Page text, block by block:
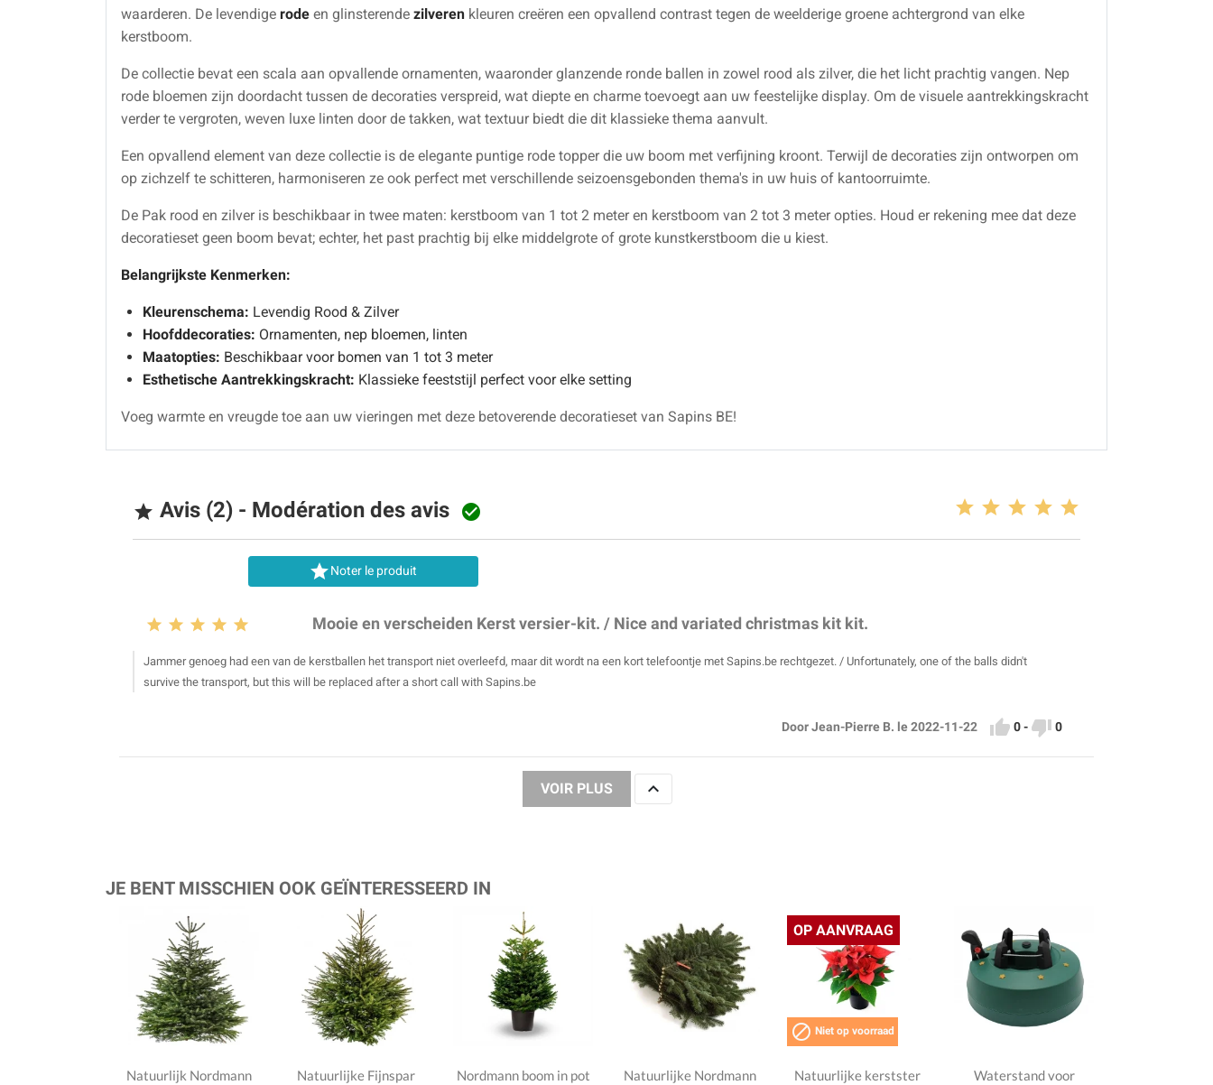
waarderen. De levendige rode en glinsterende zilveren kleuren creëren een opvallend contrast tegen de weelderige groene achtergrond van elke
kerstboom.
De collectie bevat een scala aan opvallende ornamenten, waaronder glanzende ronde ballen in zowel rood als zilver, die het licht prachtig vangen. Nep
rode bloemen zijn doordacht tussen de decoraties verspreid, wat diepte en charme toevoegt aan uw feestelijke display. Om de visuele aantrekkingskracht
verder te vergroten, weven luxe linten door de takken, wat textuur biedt die dit klassieke thema aanvult.
Een opvallend element van deze collectie is de elegante puntige rode topper die uw boom met verfijning kroont. Terwijl de decoraties zijn ontworpen om
op zichzelf te schitteren, harmoniseren ze ook perfect met verschillende seizoensgebonden thema's in uw huis of kantoorruimte.
De Pak rood en zilver is beschikbaar in twee maten: kerstboom van 1 tot 2 meter en kerstboom van 2 tot 3 meter opties. Houd er rekening mee dat deze
decoratieset geen boom bevat; echter, het past prachtig bij elke middelgrote of grote kunstkerstboom die u kiest.
Belangrijkste Kenmerken:
Kleurenschema: Levendig Rood & Zilver
Hoofddecoraties: Ornamenten, nep bloemen, linten
Maatopties: Beschikbaar voor bomen van 1 tot 3 meter
Esthetische Aantrekkingskracht: Klassieke feeststijl perfect voor elke setting
Voeg warmte en vreugde toe aan uw vieringen met deze betoverende decoratieset van Sapins BE!
 Avis (2) - Modération des avis 
Noter le produit
     Mooie en verscheiden Kerst versier-kit. / Nice and variated christmas kit kit.
Jammer genoeg had een van de kerstballen het transport niet overleefd, maar dit wordt na een kort telefoontje met Sapins.be rechtgezet. / Unfortunately, one of the balls didn't
survive the transport, but this will be replaced after a short call with Sapins.be
Door Jean-Pierre B. le 2022-11-22  0-  0
VOIR PLUS 
JE BENT MISSCHIEN OOK GEÏNTERESSEERD IN
Natuurlijk Nordmann
Natuurlijke Fijnspar Nordmann boom in pot
Natuurlijke Nordmann
 Niet op voorraad
Natuurlijke kerstster
OP AANVRAAG
Waterstand voor